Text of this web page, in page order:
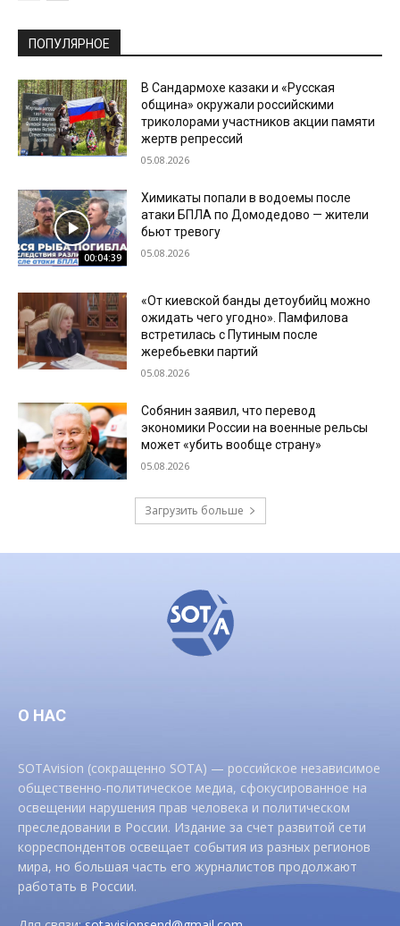
ПОПУЛЯРНОЕ
В Сандармохе казаки и «Русская
община» окружали российскими
триколорами участников акции памяти
жертв репрессий
05.08.2026
00:04:39
Химикаты попали в водоемы после
атаки БПЛА по Домодедово — жители
бьют тревогу
05.08.2026
«От киевской банды детоубийц можно
ожидать чего угодно». Памфилова
встретилась с Путиным после
жеребьевки партий
05.08.2026
Собянин заявил, что перевод
экономики России на военные рельсы
может «убить вообще страну»
05.08.2026
Загрузить больше
О НАС
SOTAvision (сокращенно SOTA) — российское независимое
общественно-политическое медиа, сфокусированное на
освещении нарушения прав человека и политическом
преследовании в России. Издание за счет развитой сети
корреспондентов освещает события из разных регионов
мира, но большая часть его журналистов продолжают
работать в России.